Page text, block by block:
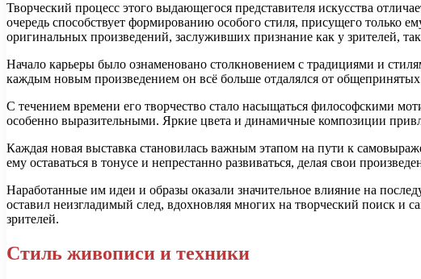
Творческий процесс этого выдающегося представителя искусства
очередь способствует формированию особого стиля, присущего
оригинальных произведений, заслуживших признание как у зрителей,
Начало карьеры было ознаменовано столкновением с традициями и
каждым новым произведением он всё больше отдалялся от
С течением времени его творчество стало насыщаться философскими
особенно выразительными. Яркие цвета и динамичные композиции
Каждая новая выставка становилась важным этапом на пути к
ему оставаться в тонусе и непрестанно развиваться, делая свои
Наработанные им идеи и образы оказали значительное влияние на
оставил неизгладимый след, вдохновляя многих на творческий поиск и
зрителей.
Стиль живописи и техники